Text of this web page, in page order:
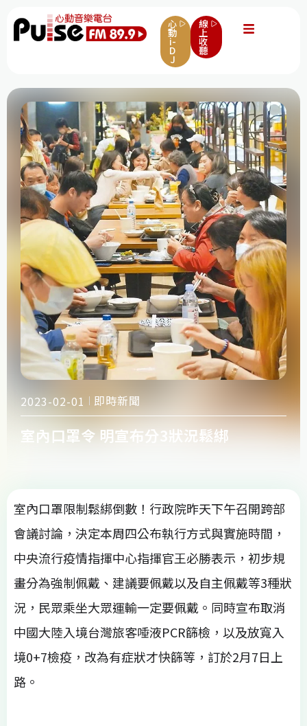
心
動
i-
D
J
線
上
收
聽
2023-02-01 即時新聞
室內口罩令 明宣布分3狀況鬆綁
室內口罩限制鬆綁倒數！行政院昨天下午召開跨部
會議討論，決定本周四公布執行方式與實施時間，
中央流行疫情指揮中心指揮官王必勝表示，初步規
畫分為強制佩戴、建議要佩戴以及自主佩戴等3種狀
況，民眾乘坐大眾運輸一定要佩戴。同時宣布取消
中國大陸入境台灣旅客唾液PCR篩檢，以及放寬入
境0+7檢疫，改為有症狀才快篩等，訂於2月7日上
路。